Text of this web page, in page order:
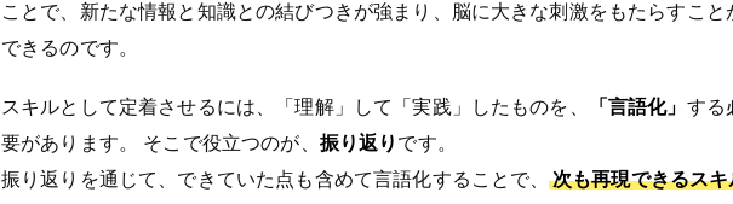
ことで、新たな情報と知識との結びつきが強まり、脳に大きな刺激をもたらすこと
できるのです。
スキルとして定着させるには、「理解」して「実践」したものを、 「言語化」 する
要があります。 そこで役立つのが、 振り返り です。
振り返りを通じて、できていた点も含めて言語化することで、次も再現できるスキ